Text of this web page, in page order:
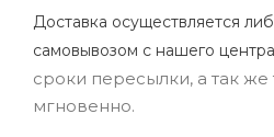
Доставка осуществляется
самовывозом с нашего
сроки пересылки, а так же
мгновенно.